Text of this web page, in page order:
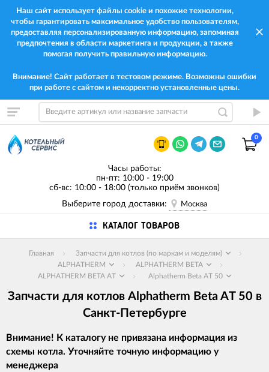
Наш сайт использует файлы cookie и похожие технологии,
чтобы гарантировать максимальное удобство пользователям,
предоставляя персонализированную информацию, запоминая
предпочтения в области маркетинга и продукции, а также
помогая получить правильную информацию.
Внимание! Сайт работает в тестовом режиме. Возможны ошибки
при работе с сайтом и некорректно установленные цены.
0
Часы работы:
пн-пт: 10:00 - 19:00
сб-вс: 10:00 - 18:00 (только приём звонков)
Выберите город доставки:
Москва
КАТАЛОГ ТОВАРОВ
Главная
Запчасти для котлов (по маркам и моделям)
ALPHATHERM
ALPHATHERM BETA
ALPHATHERM BETA AT
Alphatherm Beta AT 50
Запчасти для котлов Alphatherm Beta AT 50 в
Санкт-Петербурге
Внимание! К каталогу не привязана информация из
схемы котла. Уточняйте точную информацию у
менеджера